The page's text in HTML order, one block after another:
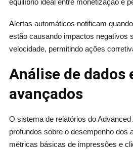
Alertas automáticos notificam
estão causando impactos negativos
velocidade, permitindo ações
Análise de dados
avançados
O sistema de relatórios do
profundos sobre o desempenho dos
métricas básicas de impressões e